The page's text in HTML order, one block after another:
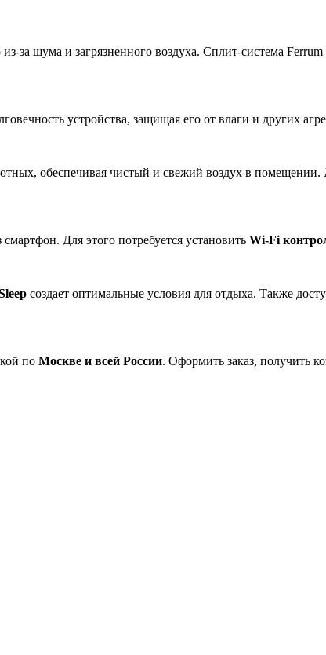
за шума и загрязненного воздуха. Сплит-система
устройства, защищая его от влаги и других
обеспечивая чистый и свежий воздух в
Для этого потребуется установить Wi-Fi
создает оптимальные условия для отдыха. Также
по Москве и всей России. Оформить заказ, получить